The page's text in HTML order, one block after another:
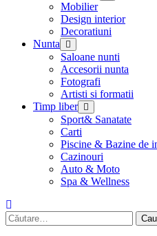
Mobilier
Design interior
Decoratiuni
Nunta
Saloane nunti
Accesorii nunta
Fotografi
Artisti si formatii
Timp liber
Sport& Sanatate
Carti
Piscine & Bazine de
Cazinouri
Auto & Moto
Spa & Wellness
Caută
după: